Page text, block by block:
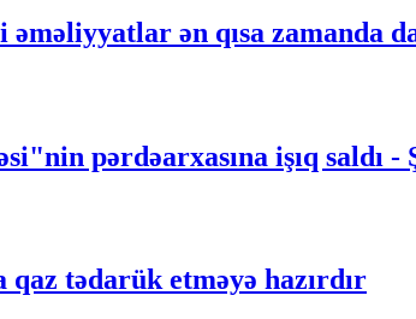
ən qısa zamanda
pərdəarxasına işıq saldı -
tədarük etməyə hazırdır